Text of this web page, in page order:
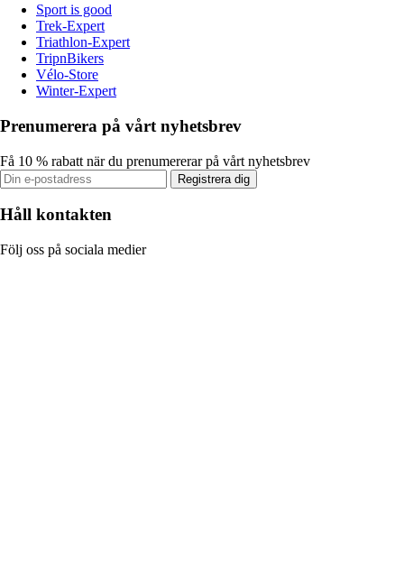
Sport is good
Trek-Expert
Triathlon-Expert
TripnBikers
Vélo-Store
Winter-Expert
Prenumerera på vårt nyhetsbrev
Få 10 % rabatt när du prenumererar på vårt nyhetsbrev
Registrera dig
Håll kontakten
Följ oss på sociala medier